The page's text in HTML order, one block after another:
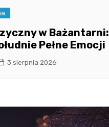
w Bażantarni:
Pełne Emocji
3 sierpnia 2026